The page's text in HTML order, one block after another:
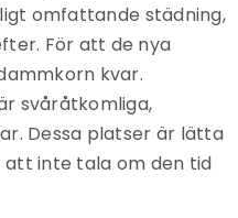
omfattande städning,
För att de nya
kvar.
svåråtkomliga,
Dessa platser är lätta
inte tala om den tid